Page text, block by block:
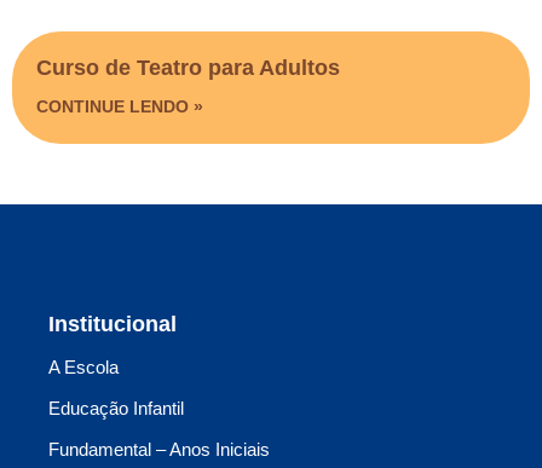
Curso de Teatro para Adultos
CONTINUE LENDO »
Institucional
A Escola
Educação Infantil
Fundamental – Anos Iniciais